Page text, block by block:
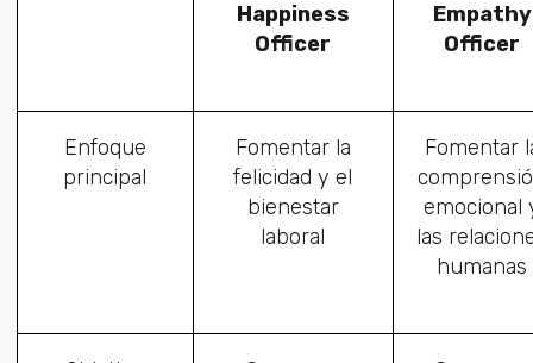
Happiness
Officer
Empathy
Officer
Enfoque
principal
Fomentar la
felicidad y el
bienestar
laboral
Fomentar
emocional
las
humanas